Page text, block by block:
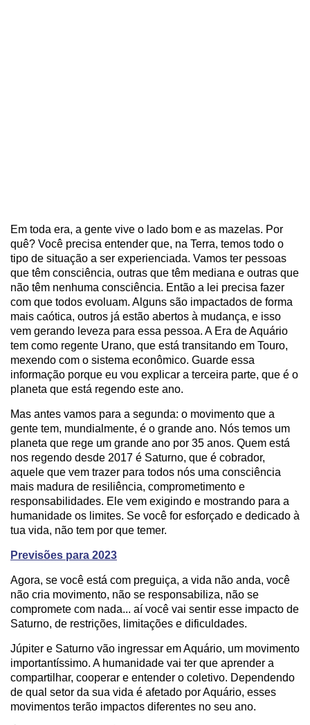
Em toda era, a gente vive o lado bom e as mazelas. Por
quê? Você precisa entender que, na Terra, temos todo o
tipo de situação a ser experienciada. Vamos ter pessoas
que têm consciência, outras que têm mediana e outras que
não têm nenhuma consciência. Então a lei precisa fazer
com que todos evoluam. Alguns são impactados de forma
mais caótica, outros já estão abertos à mudança, e isso
vem gerando leveza para essa pessoa. A Era de Aquário
tem como regente Urano, que está transitando em Touro,
mexendo com o sistema econômico. Guarde essa
informação porque eu vou explicar a terceira parte, que é o
planeta que está regendo este ano.
Mas antes vamos para a segunda: o movimento que a
gente tem, mundialmente, é o grande ano. Nós temos um
planeta que rege um grande ano por 35 anos. Quem está
nos regendo desde 2017 é Saturno, que é cobrador,
aquele que vem trazer para todos nós uma consciência
mais madura de resiliência, comprometimento e
responsabilidades. Ele vem exigindo e mostrando para a
humanidade os limites. Se você for esforçado e dedicado à
tua vida, não tem por que temer.
Previsões para 2023
Agora, se você está com preguiça, a vida não anda, você
não cria movimento, não se responsabiliza, não se
compromete com nada... aí você vai sentir esse impacto de
Saturno, de restrições, limitações e dificuldades.
Júpiter e Saturno vão ingressar em Aquário, um movimento
importantíssimo. A humanidade vai ter que aprender a
compartilhar, cooperar e entender o coletivo. Dependendo
de qual setor da sua vida é afetado por Aquário, esses
movimentos terão impactos diferentes no seu ano.